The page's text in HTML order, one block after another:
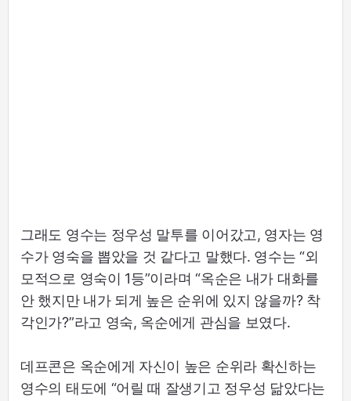
그래도 영수는 정우성 말투를 이어갔고, 영자는 영
수가 영숙을 뽑았을 것 같다고 말했다. 영수는 “외
모적으로 영숙이 1등”이라며 “옥순은 내가 대화를
안 했지만 내가 되게 높은 순위에 있지 않을까? 착
각인가?”라고 영숙, 옥순에게 관심을 보였다.
데프콘은 옥순에게 자신이 높은 순위라 확신하는
영수의 태도에 “어릴 때 잘생기고 정우성 닮았다는